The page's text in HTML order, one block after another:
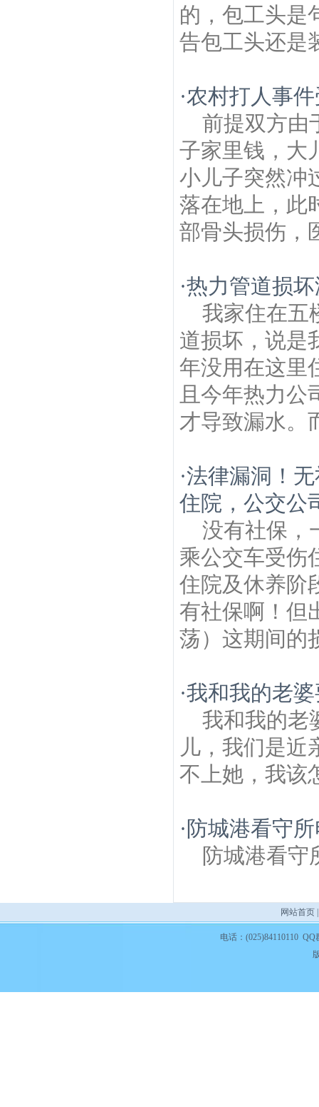
的，包工头是
告包工头还是
·农村打人事
前提双方由
子家里钱，大
小儿子突然冲
落在地上，此
部骨头损伤，
·热力管道损
我家住在五
道损坏，说是
年没用在这里
且今年热力
才导致漏水。
·法律漏洞！
住院，公交公
没有社保，
乘公交车受伤
住院及休养阶
有社保啊！但
荡）这期间的
·我和我的老
我和我的老
儿，我们是近
不上她，我该
· 防城港看守
防城港看守
网站首页
电话：(025)84110110